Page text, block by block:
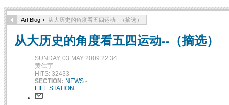
Art Blog 从大历史的角度看五四运动--（摘选）
从大历史的角度看五四运动--（摘选）
SUNDAY, 03 MAY 2009 22:34
黄仁宇
HITS: 32433
SECTION: NEWS -
LIFE STATION